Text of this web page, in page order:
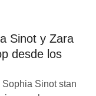
Sinot y Zara
desde los
Sinot stan